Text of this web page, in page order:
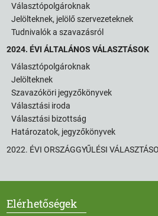
Választópolgároknak
Jelölteknek, jelölő szervezeteknek
Tudnivalók a szavazásról
2024. ÉVI ÁLTALÁNOS VÁLASZTÁSOK
Választópolgároknak
Jelölteknek
Szavazóköri jegyzőkönyvek
Választási iroda
Választási bizottság
Határozatok, jegyzőkönyvek
2022. ÉVI ORSZÁGGYŰLÉSI
Elérhetőségek